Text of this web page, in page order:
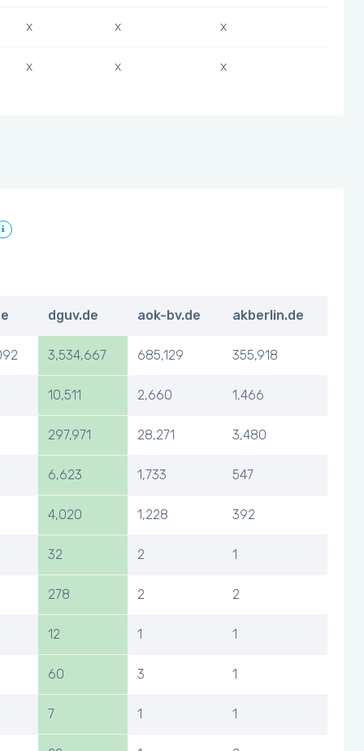
x x x
x x x
dguv.de aok-bv.de akberlin.de
3,534,667 685,129 355,918
10,511 2,660 1,466
297,971 28,271 3,480
6,623 1,733 547
4,020 1,228 392
32 2 1
278 2 2
12 1 1
60 3 1
7 1 1